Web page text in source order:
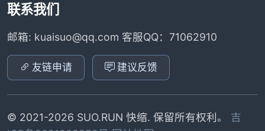
联系我们
邮箱: kuaisuo@qq.com 客服QQ：71062910
友链申请 建议反馈
© 2021-2026 SUO.RUN 快缩. 保留所有权利。 吉